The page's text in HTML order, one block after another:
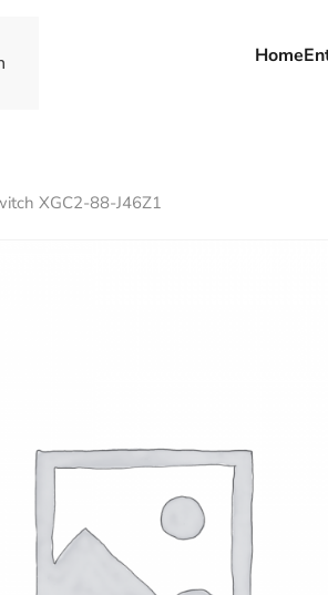
Home
XGC2-88-J46Z1